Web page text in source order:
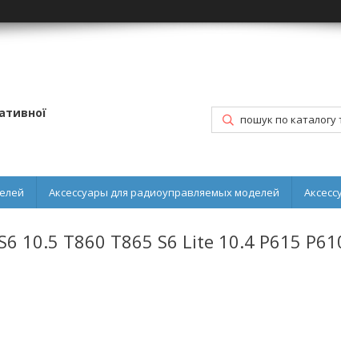
Аксессуары для радиоуправляемых моделей
10.5 T860 T865 S6 Lite 10.4 P615